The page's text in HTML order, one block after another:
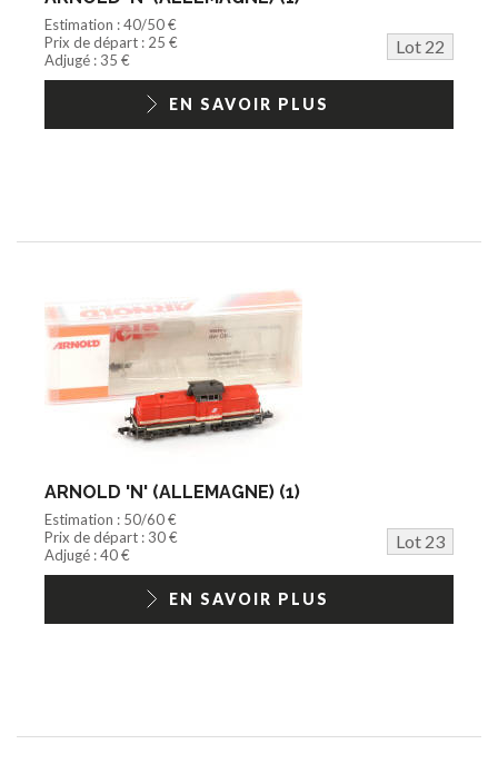
Estimation : 40/50 €
Prix de départ : 25 €
Lot 22
Adjugé : 35 €
EN SAVOIR PLUS
ARNOLD 'N' (ALLEMAGNE) (1)
Estimation : 50/60 €
Prix de départ : 30 €
Lot 23
Adjugé : 40 €
EN SAVOIR PLUS